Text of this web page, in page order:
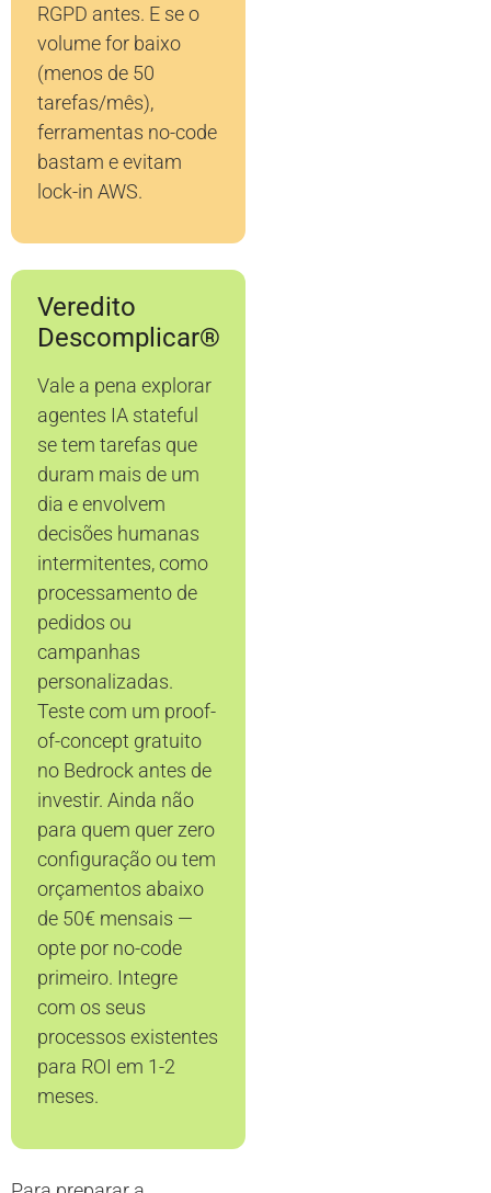
RGPD antes. E se o
volume for baixo
(menos de 50
tarefas/mês),
ferramentas no-code
bastam e evitam
lock-in AWS.
Veredito
Descomplicar®
Vale a pena explorar
agentes IA stateful
se tem tarefas que
duram mais de um
dia e envolvem
decisões humanas
intermitentes, como
processamento de
pedidos ou
campanhas
personalizadas.
Teste com um proof-
of-concept gratuito
no Bedrock antes de
investir. Ainda não
para quem quer zero
configuração ou tem
orçamentos abaixo
de 50€ mensais —
opte por no-code
primeiro. Integre
com os seus
processos existentes
para ROI em 1-2
meses.